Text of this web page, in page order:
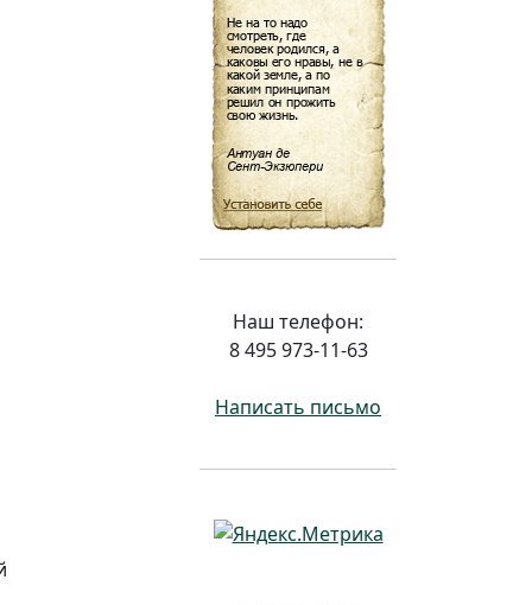
Наш телефон:
8 495 973-11-63
Написать письмо